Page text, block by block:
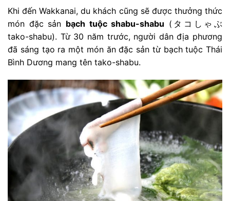
Khi đến Wakkanai, du khách cũng sẽ được thưởng thức
món đặc sản bạch tuộc shabu-shabu (タコしゃぶ
tako-shabu). Từ 30 năm trước, người dân địa phương
đã sáng tạo ra một món ăn đặc sản từ bạch tuộc Thái
Bình Dương mang tên tako-shabu.